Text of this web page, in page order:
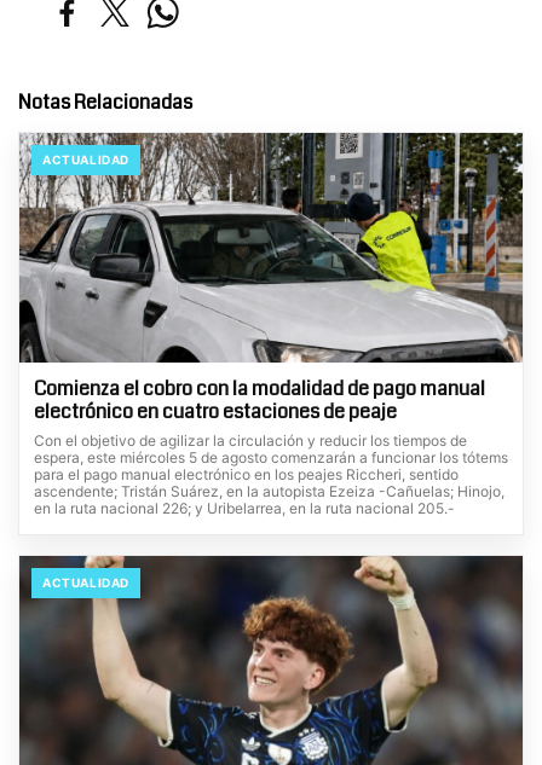
Notas Relacionadas
ACTUALIDAD
Comienza el cobro con la modalidad de pago manual
electrónico en cuatro estaciones de peaje
Con el objetivo de agilizar la circulación y reducir los tiempos de
espera, este miércoles 5 de agosto comenzarán a funcionar los tótems
para el pago manual electrónico en los peajes Riccheri, sentido
ascendente; Tristán Suárez, en la autopista Ezeiza -Cañuelas; Hinojo,
en la ruta nacional 226; y Uribelarrea, en la ruta nacional 205.-
ACTUALIDAD